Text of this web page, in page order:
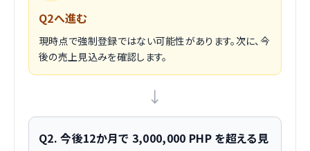
Q2へ進む
現時点で強制登録ではない可能性があります。次に、今
後の売上見込みを確認します。
↓
Q2. 今後12か月で 3,000,000 PHP を超える見